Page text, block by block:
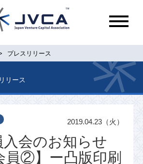
メ
ュ
プレスリリース
リース
入会のお知らせ
員②】ー凸版印刷
2019.04.23（火）